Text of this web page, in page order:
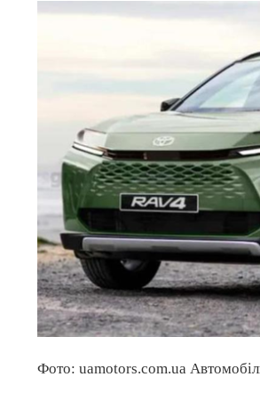
Фото: uamotors.com.ua